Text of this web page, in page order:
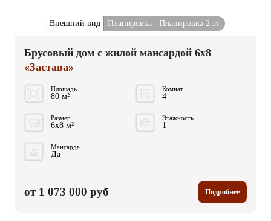
Внешний вид Планировка Планировка 2 эт.
Брусовый дом с жилой мансардой 6x8
«Застава»
Площадь
80 м²
Комнат
4
Размер
6x8 м²
Этажность
1
Мансарда
Да
от 1 073 000 руб Подробнее